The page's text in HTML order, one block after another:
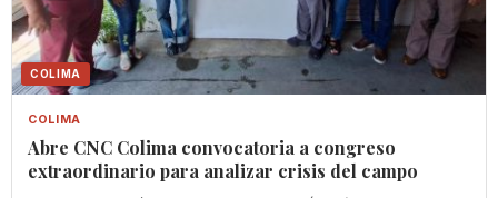
COLIMA
COLIMA
Abre CNC Colima convocatoria a congreso
extraordinario para analizar crisis del campo